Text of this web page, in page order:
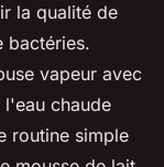
la qualité de
bactéries.
vapeur avec
chaude
routine simple